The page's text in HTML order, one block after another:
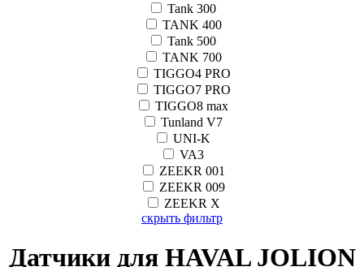
Tank 300
TANK 400
Tank 500
TANK 700
TIGGO4 PRO
TIGGO7 PRO
TIGGO8 max
Tunland V7
UNI-K
VA3
ZEEKR 001
ZEEKR 009
ZEEKR X
скрыть фильтр
Датчики для HAVAL JOLION